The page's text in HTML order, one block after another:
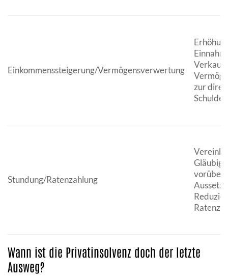
Einkommenssteigerung/Vermögensverwertung
Verkauf
zur
Stundung/Ratenzahlung
Wann ist die Privatinsolvenz doch der letzte
Ausweg?